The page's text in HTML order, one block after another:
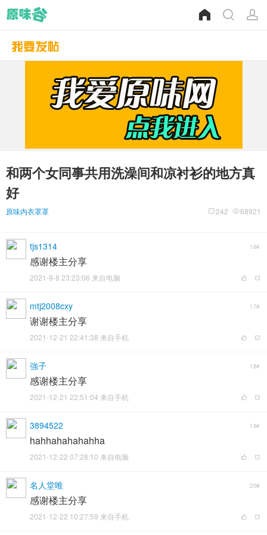
和两个女同事共用洗澡间和凉衬衫的地方真
好
原味内衣罩罩 68921
242
tjs1314 16#
感谢楼主分享
2021-9-8 23:23:06 来自电脑
mtj2008cxy 17#
谢谢楼主分享
2021-12-21 22:41:38 来自手机
強子 18#
感谢楼主分享
2021-12-21 22:51:04 来自手机
3894522 19#
hahhahahahahha
2021-12-22 07:28:10 来自电脑
名人堂唯 20#
感谢楼主分享
2021-12-22 10:27:59 来自手机